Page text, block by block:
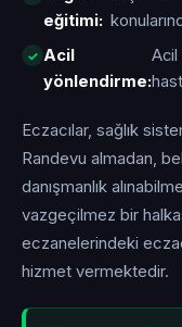
eğitimi:
Acil
yönlendirme:
Acil
Eczacılar, sağlık
Randevu almadan,
danışmanlık
vazgeçilmez bir
eczanelerindeki
hizmet vermektedir.